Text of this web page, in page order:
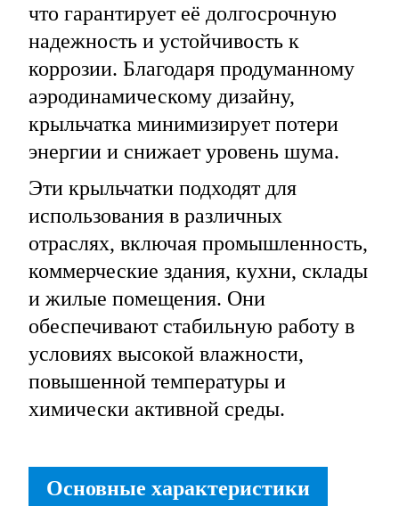
что гарантирует её долгосрочную
надежность и устойчивость к
коррозии. Благодаря продуманному
аэродинамическому дизайну,
крыльчатка минимизирует потери
энергии и снижает уровень шума.
Эти крыльчатки подходят для
использования в различных
отраслях, включая промышленность,
коммерческие здания, кухни, склады
и жилые помещения. Они
обеспечивают стабильную работу в
условиях высокой влажности,
повышенной температуры и
химически активной среды.
Основные характеристики